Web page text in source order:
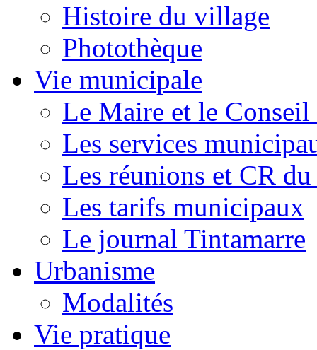
Histoire du village
Photothèque
Vie municipale
Le Maire et le
Les services
Les réunions et CR
Les tarifs municipaux
Le journal Tintamarre
Urbanisme
Modalités
Vie pratique